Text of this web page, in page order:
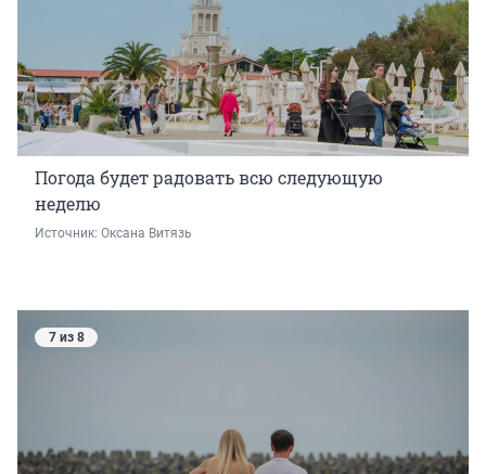
Погода будет радовать всю следующую
неделю
Источник: Оксана Витязь
7 из 8